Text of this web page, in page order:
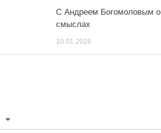
С Андреем Богомоловым о
смыслах
10.01.2026